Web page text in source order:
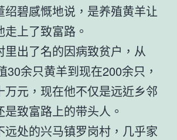
绍碧感慨地说，是养殖黄羊让
上了致富路。
里出了名的因病致贫户，从
30余只黄羊到现在200余只，
万元，现在他不仅是远近乡邻
致富路上的带头人。
远处的兴马镇罗岗村，几乎家